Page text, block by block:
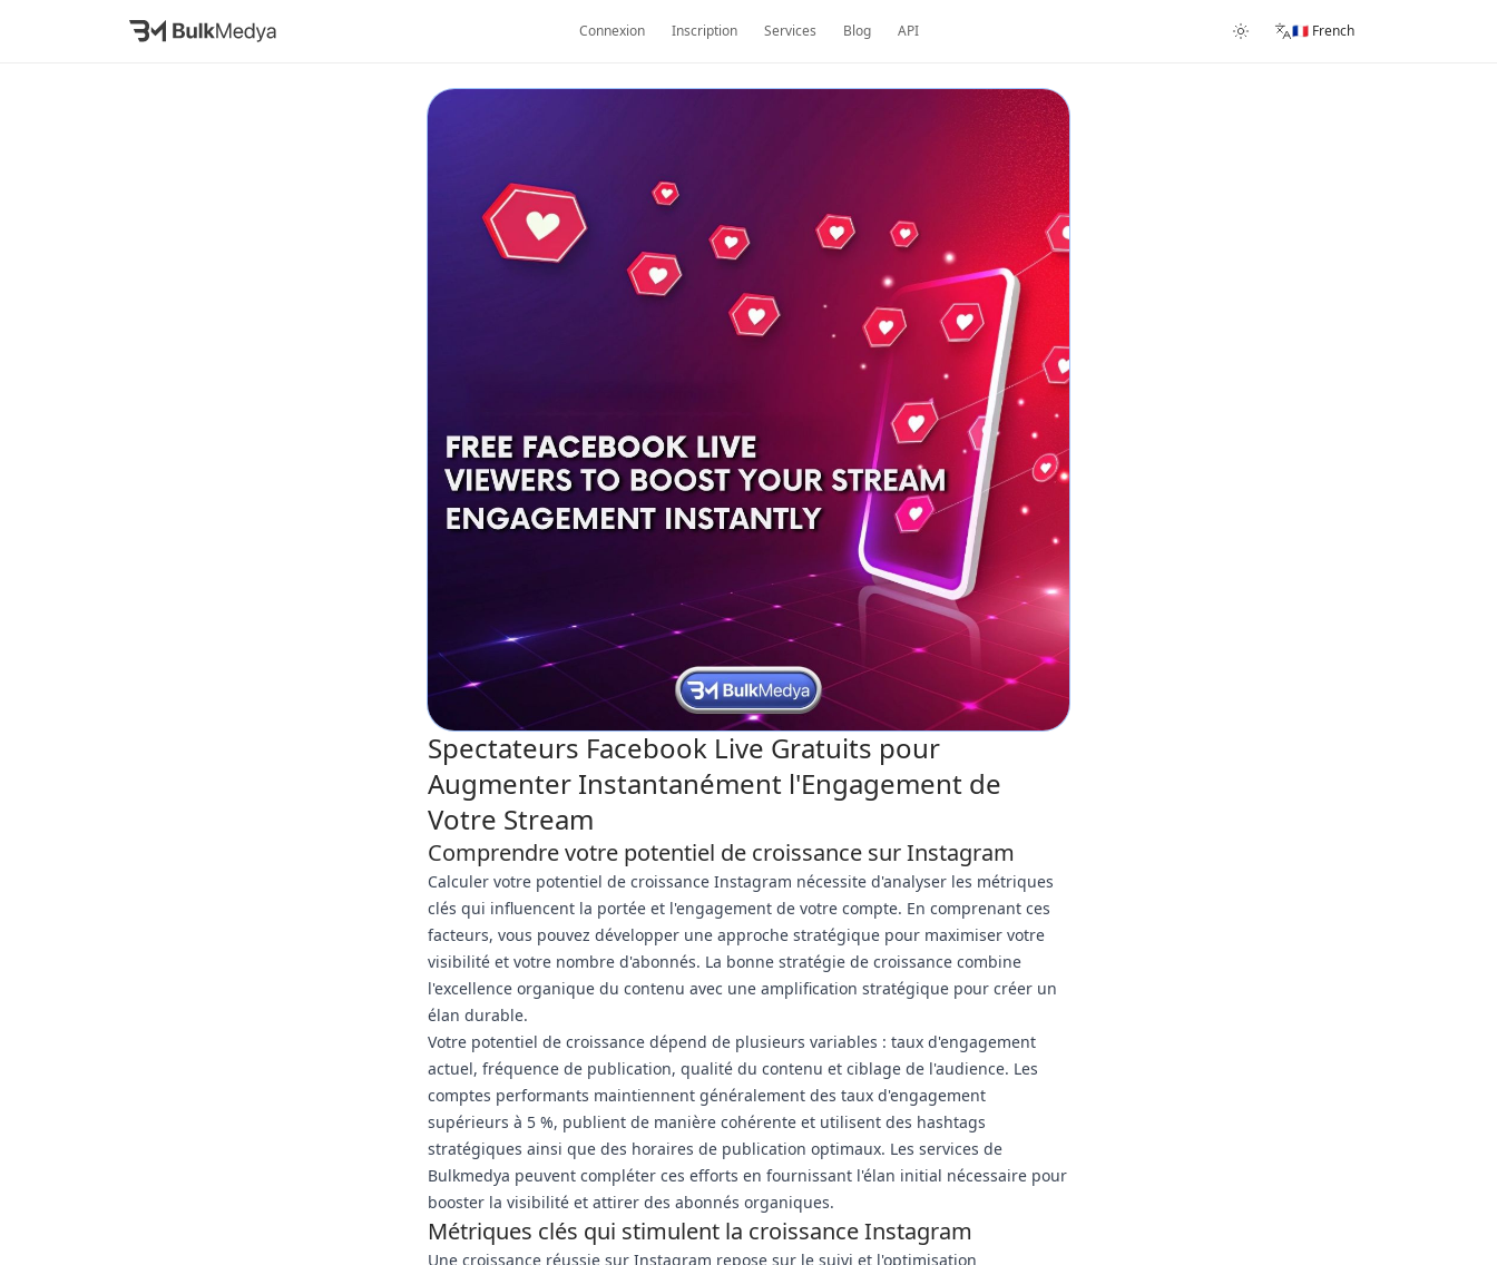
Connexion Inscription Services Blog API 🇫🇷 French
Spectateurs Facebook Live Gratuits pour
Augmenter Instantanément l'Engagement de
Votre Stream
Comprendre votre potentiel de croissance sur Instagram
Calculer votre potentiel de croissance Instagram nécessite d'analyser les métriques
clés qui influencent la portée et l'engagement de votre compte. En comprenant ces
facteurs, vous pouvez développer une approche stratégique pour maximiser votre
visibilité et votre nombre d'abonnés. La bonne stratégie de croissance combine
l'excellence organique du contenu avec une amplification stratégique pour créer un
élan durable.
Votre potentiel de croissance dépend de plusieurs variables : taux d'engagement
actuel, fréquence de publication, qualité du contenu et ciblage de l'audience. Les
comptes performants maintiennent généralement des taux d'engagement
supérieurs à 5 %, publient de manière cohérente et utilisent des hashtags
stratégiques ainsi que des horaires de publication optimaux. Les services de
Bulkmedya peuvent compléter ces efforts en fournissant l'élan initial nécessaire pour
booster la visibilité et attirer des abonnés organiques.
Métriques clés qui stimulent la croissance Instagram
Une croissance réussie sur Instagram repose sur le suivi et l'optimisation